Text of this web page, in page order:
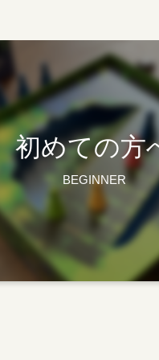
初めての方
BEGINNER